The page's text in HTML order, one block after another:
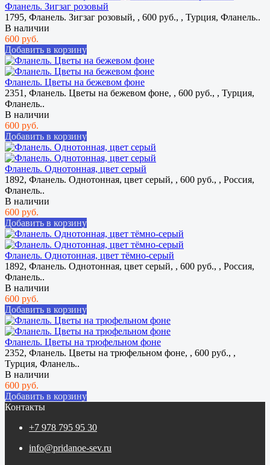
Фланель. Зигзаг розовый
1795, Фланель. Зигзаг розовый, , 600 руб., , Турция, Фланель..
В наличии
600 руб.
Добавить в корзину
Фланель. Цветы на бежевом фоне
2351, Фланель. Цветы на бежевом фоне, , 600 руб., , Турция,
Фланель..
В наличии
600 руб.
Добавить в корзину
Фланель. Однотонная, цвет серый
1892, Фланель. Однотонная, цвет серый, , 600 руб., , Россия,
Фланель..
В наличии
600 руб.
Добавить в корзину
Фланель. Однотонная, цвет тёмно-серый
1892, Фланель. Однотонная, цвет серый, , 600 руб., , Россия,
Фланель..
В наличии
600 руб.
Добавить в корзину
Фланель. Цветы на трюфельном фоне
2352, Фланель. Цветы на трюфельном фоне, , 600 руб., ,
Турция, Фланель..
В наличии
600 руб.
Добавить в корзину
Контакты
+7 978 795 95 30
info@pridanoe-sev.ru